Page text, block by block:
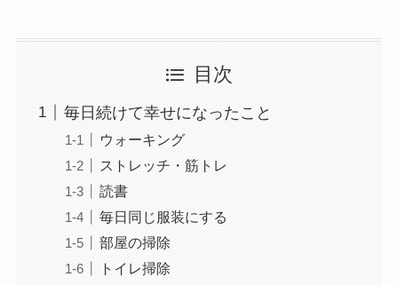
目次
毎日続けて幸せになったこと
ウォーキング
ストレッチ・筋トレ
読書
毎日同じ服装にする
部屋の掃除
トイレ掃除